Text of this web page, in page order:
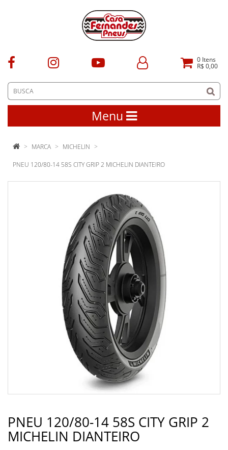
0 Itens
R$ 0,00
Menu
MARCA MICHELIN
PNEU 120/80-14 58S CITY GRIP 2 MICHELIN DIANTEIRO
PNEU 120/80-14 58S CITY GRIP 2
MICHELIN DIANTEIRO